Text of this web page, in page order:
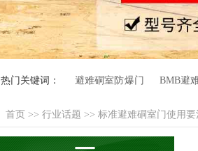
热门关键词： 避难硐室防爆门 BMB避
首页 >>行业话题 >> 标准避难硐室门使用要